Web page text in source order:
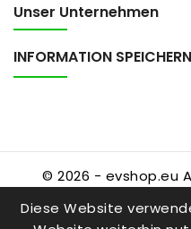
Unser Unternehmen
INFORMATION SPEICHERN
Diese Website
© 2026 - evshop.eu